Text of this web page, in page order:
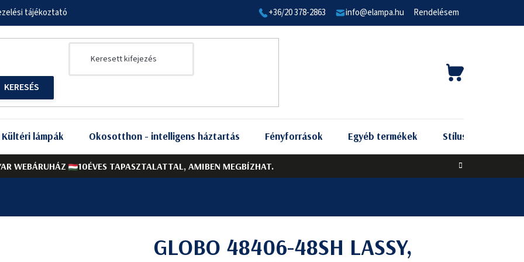
WEBÁRUHÁZ 10ÉVES TAPASZTALATTAL, AMIBEN MEGBÍZHAT.
tájékoztató +36/20 378-2863 info@elampa.hu Rendelésem
KOSÁR
Kültéri lámpák Okosotthon - intelligens háztartás Fényforrások Egyéb termékek Stílus szerint
GLOBO 48406-48SH LASSY,